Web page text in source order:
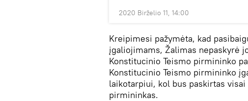
2020 Birželio 11, 14:00
Kreipimesi pažymėta, kad
įgaliojimams, Žalimas nepaskyrė
Konstitucinio Teismo pirmininko
Konstitucinio Teismo pirmininko
laikotarpiui, kol bus paskirtas
pirmininkas.